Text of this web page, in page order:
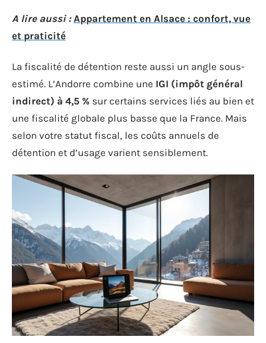
A lire aussi : Appartement en Alsace : confort, vue
et praticité
La fiscalité de détention reste aussi un angle sous-
estimé. L’Andorre combine une IGI (impôt général
indirect) à 4,5 % sur certains services liés au bien et
une fiscalité globale plus basse que la France. Mais
selon votre statut fiscal, les coûts annuels de
détention et d’usage varient sensiblement.